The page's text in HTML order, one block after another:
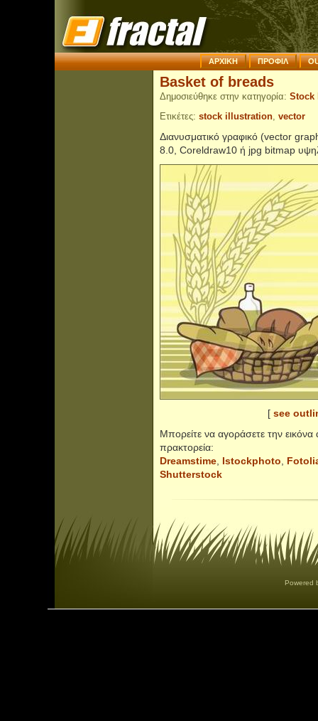
ΑΡΧΙΚΗ ΠΡΟΦΙΛ
Basket of breads
Δημοσιεύθηκε στην κατηγορία: Stock
Ετικέτες: stock illustration, vector
Διανυσματικό γραφικό (vector
8.0, Coreldraw10 ή jpg bitmap
[ see
Μπορείτε να αγοράσετε την
πρακτορεία:
Dreamstime Istockphoto
Shutterstock
Powered